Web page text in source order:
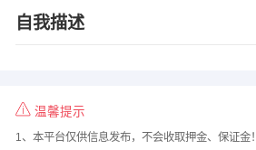
自我描述
温馨提示
1、本平台仅供信息发布，不会收取押金、保证金！